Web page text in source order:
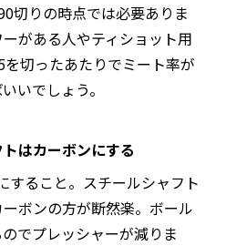
切りの時点では必要ありま
がある人やティショット用
切ったあたりでミート率が
いでしょう。
はカーボンにする
すること。スチールシャフト
ボンの方が断然楽。ボール
でプレッシャーが減りま